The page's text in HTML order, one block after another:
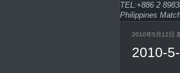
TEL:+886 2
Philippines
2010年5月12日
2010-